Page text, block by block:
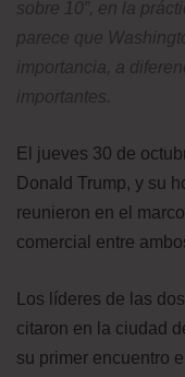
sobre 10”, en la
parece que
importancia, a
importantes.
El jueves 30 de
Donald Trump, y su
reunieron en el
comercial entre
Los líderes de las
citaron en la ciudad
su primer encuentro